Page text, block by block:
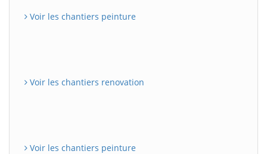
Voir les chantiers peinture
Voir les chantiers renovation
Voir les chantiers peinture